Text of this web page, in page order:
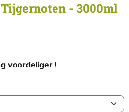
- 3000ml
voordeliger !